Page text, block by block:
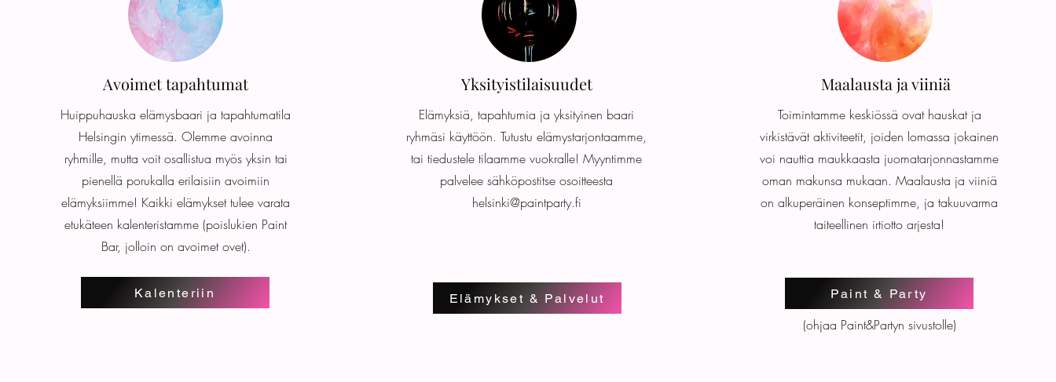
Avoimet tapahtumat
Huippuhauska elämysbaari ja tapahtumatila
Helsingin ytimessä. Olemme avoinna
ryhmille, mutta voit osallistua myös yksin tai
pienellä porukalla erilaisiin avoimiin
elämyksiimme! Kaikki elämykset tulee varata
etukäteen kalenteristamme (poislukien Paint
Bar, jolloin on avoimet ovet).
Kalenteriin
Yksityistilaisuudet
Elämyksiä, tapahtumia ja yksityinen baari
ryhmäsi käyttöön. Tutustu elämystarjontaamme,
tai tiedustele tilaamme vuokralle! Myyntimme
palvelee sähköpostitse osoitteesta
helsinki@paintparty.fi
Elämykset & Palvelut
Maalausta ja viiniä
Toimintamme keskiössä ovat hauskat ja
virkistävät aktiviteetit, joiden lomassa jokainen
voi nauttia maukkaasta juomatarjonnastamme
oman makunsa mukaan. Maalausta ja viiniä
on alkuperäinen konseptimme, ja takuuvarma
taiteellinen irtiotto arjesta!
Paint & Party
(ohjaa Paint&Partyn sivustolle)